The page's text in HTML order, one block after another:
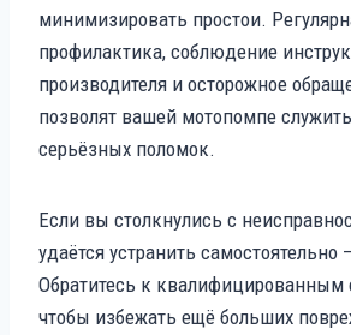
минимизировать простои.
профилактика, соблюдение
производителя и осторожное
позволят вашей мотопомпе
серьёзных поломок.
Если вы столкнулись с
удаётся устранить самостоятельно
Обратитесь к квалифицированным
чтобы избежать ещё больших